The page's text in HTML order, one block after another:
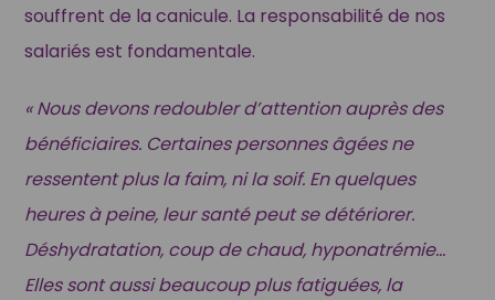
souffrent de la canicule. La responsabilité de nos
salariés est fondamentale.
« Nous devons redoubler d’attention auprès des
bénéficiaires. Certaines personnes âgées ne
ressentent plus la faim, ni la soif. En quelques
heures à peine, leur santé peut se détériorer.
Déshydratation, coup de chaud, hyponatrémie…
Elles sont aussi beaucoup plus fatiguées, la